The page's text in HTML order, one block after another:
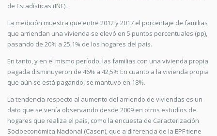
de Estadísticas (INE).
La medición muestra que entre 2012 y 2017 el porcentaje de familias
que arriendan una vivienda se elevó en 5 puntos porcentuales (pp),
pasando de 20% a 25,1% de los hogares del país.
En tanto, y en el mismo período, las familias con una vivienda propia
pagada disminuyeron de 46% a 42,5% En cuanto a la vivienda propia
que aún se está pagando, se mantuvo en 18%.
La tendencia respecto al aumento del arriendo de viviendas es un
dato que se venía observando desde 2009 en otros estudios de
hogares que realiza el país, como la encuesta de Caracterización
Socioeconómica Nacional (Casen), que a diferencia de la EPF tiene